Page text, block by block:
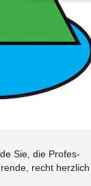
Sie, die Pro­fes­
recht herz­lich